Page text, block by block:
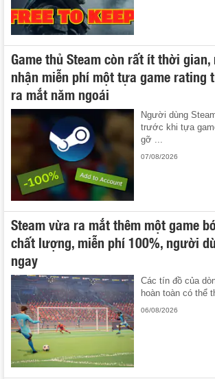
Game thủ Steam còn rất ít thời
nhận miễn phí một tựa game rating
ra mắt năm ngoái
Người dùng
trước khi tựa
gỡ ...
07/08/2026
Steam vừa ra mắt thêm một game
chất lượng, miễn phí 100%, người
ngay
Các tín đồ của
hoàn toàn có thể
06/08/2026